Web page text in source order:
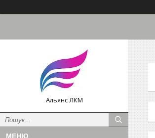
Альянс ЛКМ